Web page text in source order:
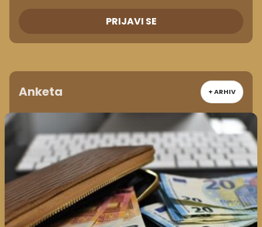
PRIJAVI SE
Anketa + ARHIV